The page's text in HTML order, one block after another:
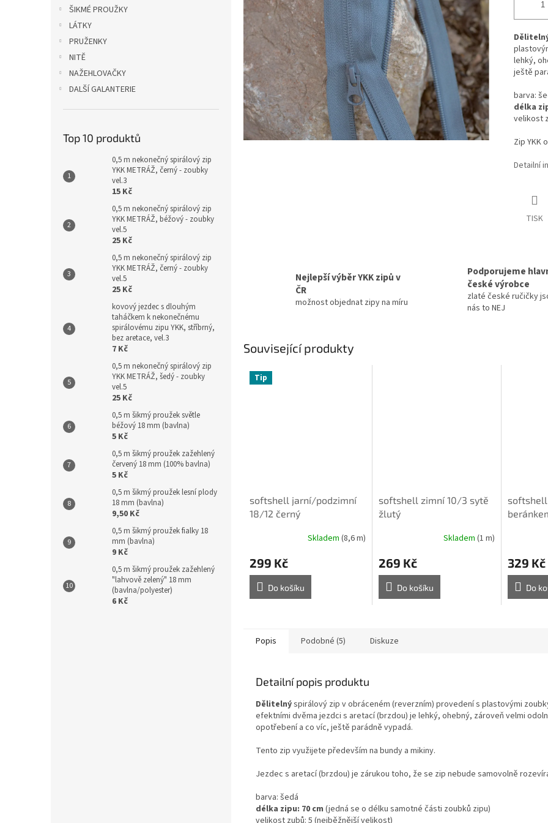
ŠIKMÉ PROUŽKY
LÁTKY
PRUŽENKY
NITĚ
NAŽEHLOVAČKY
DALŠÍ GALANTERIE
Top 10 produktů
0,5 m nekonečný spirálový zip
YKK METRÁŽ, černý - zoubky
vel.3
15 Kč
0,5 m nekonečný spirálový zip
YKK METRÁŽ, béžový - zoubky
vel.5
25 Kč
0,5 m nekonečný spirálový zip
YKK METRÁŽ, černý - zoubky
vel.5
25 Kč
kovový jezdec s dlouhým
taháčkem k nekonečnému
spirálovému zipu YKK, stříbrný,
bez aretace, vel.3
7 Kč
0,5 m nekonečný spirálový zip
YKK METRÁŽ, šedý - zoubky
vel.5
25 Kč
0,5 m šikmý proužek světle
béžový 18 mm (bavlna)
5 Kč
0,5 m šikmý proužek zažehlený
červený 18 mm (100% bavlna)
5 Kč
0,5 m šikmý proužek lesní plody
18 mm (bavlna)
9,50 Kč
0,5 m šikmý proužek fialky 18
mm (bavlna)
9 Kč
0,5 m šikmý proužek zažehlený
"lahvově zelený" 18 mm
(bavlna/polyester)
6 Kč
lehký,
ještě
barva:
délka
velikost
Zip YKK
Detailní
TISK
Nejlepší výběr YKK zipů v
ČR
možnost objednat zipy na míru
Podporujeme
české výrobce
zlaté české ručičky
nás to NEJ
Související produkty
Tip
softshell jarní/podzimní
18/12 černý
Skladem (8,6 m)
299 Kč
Do košíku
softshell zimní 10/3 sytě
žlutý
Skladem (1 m)
269 Kč
Do košíku
329 Kč
Do
Popis Podobné (5) Diskuze
Detailní popis produktu
Dělitelnýspirálový zip v obráceném (reverzním) provedení s plastovými
efektními dvěma jezdci s aretací (brzdou) je lehký, ohebný, zároveň velmi
opotřebení a co víc, ještě parádně vypadá.
Tento zip využijete především na bundy a mikiny.
Jezdec s aretací (brzdou) je zárukou toho, že se zip nebude samovolně
barva: šedá
délka zipu: 70 cm (jedná se o délku samotné části zoubků zipu)
velikost zubů: 5 (nejběžnější velikost)